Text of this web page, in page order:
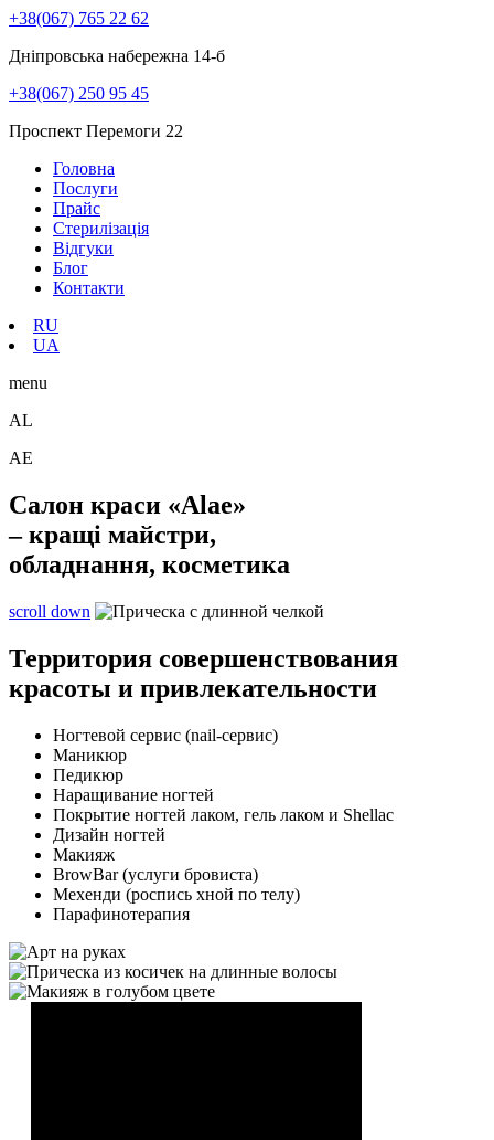
+38(067) 765 22 62
Дніпровська набережна 14-б
+38(067) 250 95 45
Проспект Перемоги 22
Головна
Послуги
Прайс
Стерилізація
Відгуки
Блог
Контакти
RU
UA
menu
AL
AE
Салон краси «Alae»
– кращі майстри,
обладнання, косметика
scroll down
Территория совершенствования
красоты и привлекательности
Ногтевой сервис (nail-сервис)
Маникюр
Педикюр
Наращивание ногтей
Покрытие ногтей лаком, гель лаком и Shellac
Дизайн ногтей
Макияж
BrowBar (услуги бровиста)
Мехенди (роспись хной по телу)
Парафинотерапия